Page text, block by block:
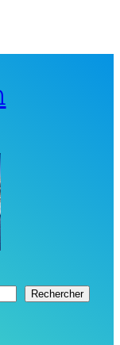
Rechercher